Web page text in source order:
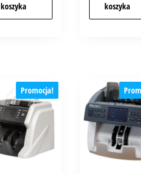
koszyka
koszyka
Promocja!